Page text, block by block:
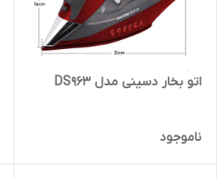
اتو بخار دسینی مدل DS963
ناموجود